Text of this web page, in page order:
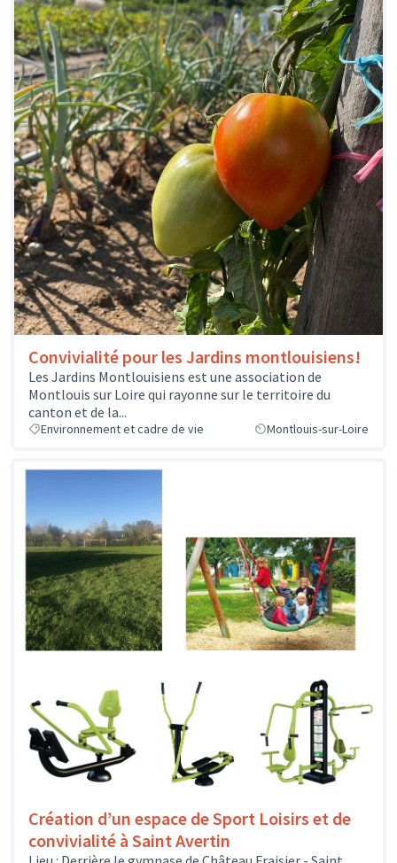
Convivialité pour les Jardins montlouisiens!
Les Jardins Montlouisiens est une association de
Montlouis sur Loire qui rayonne sur le territoire du
canton et de la...
Environnement et cadre de vie Montlouis-sur-Loire
Création d’un espace de Sport Loisirs et de
convivialité à Saint Avertin